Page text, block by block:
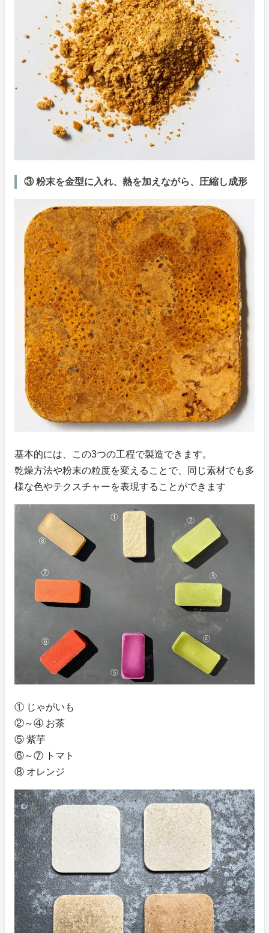
③ 粉末を金型に入れ、熱を加えながら、圧縮し成形
基本的には、この3つの工程で製造できます。
乾燥方法や粉末の粒度を変えることで、同じ素材でも多
様な色やテクスチャーを表現することができます
① じゃがいも
②～④ お茶
⑤ 紫芋
⑥～⑦ トマト
⑧ オレンジ